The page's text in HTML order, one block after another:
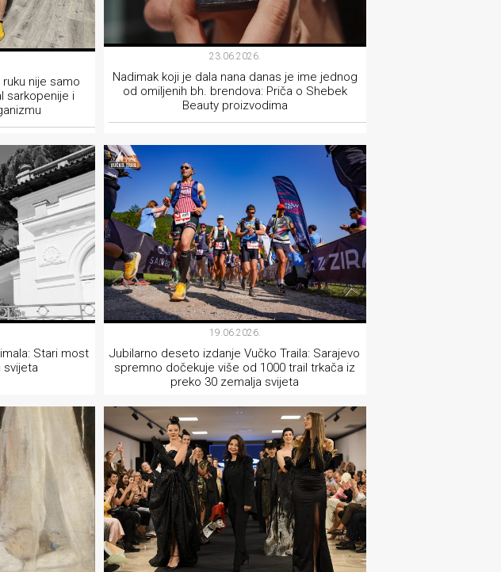
nije samo
sarkopenije i
23.06.2026.
Nadimak koji je dala nana danas je ime jednog
od omiljenih bh. brendova: Priča o Shebek
Beauty proizvodima
Stari most
svijeta
19.06.2026.
Jubilarno deseto izdanje Vučko Traila: Sarajevo
spremno dočekuje više od 1000 trail trkača iz
preko 30 zemalja svijeta
AKTUELNOSTI